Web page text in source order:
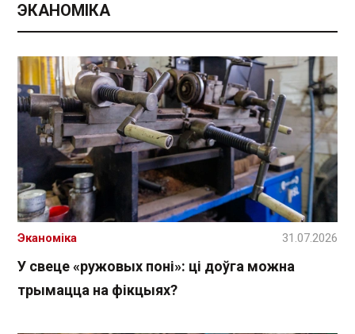
ЭКАНОМІКА
У свеце «ружовых поні»: ці доўга можна
трымацца на фікцыях?
Эканоміка 31.07.2026